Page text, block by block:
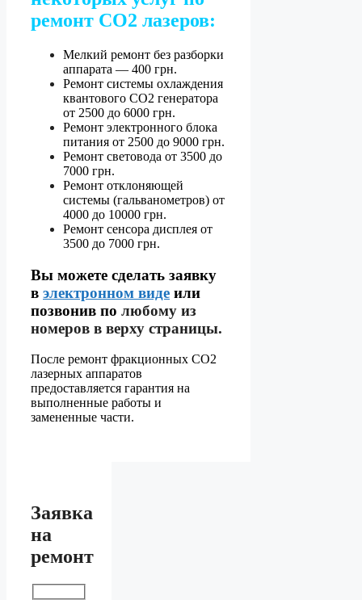
ремонт CO2 лазеров:
Мелкий ремонт без разборки
аппарата — 400 грн.
Ремонт системы охлаждения
квантового CO2 генератора
от 2500 до 6000 грн.
Ремонт электронного блока
питания от 2500 до 9000 грн.
Ремонт световода от 3500 до
7000 грн.
Ремонт отклоняющей
системы (гальванометров) от
4000 до 10000 грн.
Ремонт сенсора дисплея от
3500 до 7000 грн.
Вы можете сделать заявку
в электронном виде или
позвонив по любому из
номеров в верху страницы.
После ремонт фракционных СО2
лазерных аппаратов
предоставляется гарантия на
выполненные работы и
замененные части.
Заявка
на
ремонт